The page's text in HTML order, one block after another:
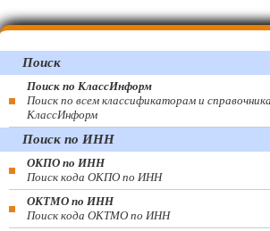
Поиск
Поиск по КлассИнформ
Поиск по всем классификаторам и
КлассИнформ
Поиск по ИНН
ОКПО по ИНН
Поиск кода ОКПО по ИНН
ОКТМО по ИНН
Поиск кода ОКТМО по ИНН